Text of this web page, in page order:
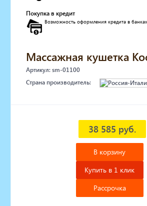
Оборудование для визажистов
Оборудование для нейл-бара
Солярии
Коллагенарий
Депиляция
Мебель в стиле Лофт
Покупка в кредит
Возможность оформления кредита в
Массажная кушетка
Артикул: sm-01100
Страна производитель:
38 585 руб.
В корзину
Купить в 1 клик
Рассрочка